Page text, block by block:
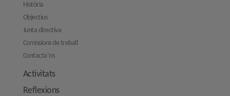
Història
Objectius
Junta directiva
Comissions de treball
Contacta’ns
Activitats
Reflexions